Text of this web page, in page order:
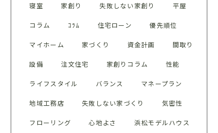
寝室 家創り 失敗しない家創り 平屋
コラム ｺﾗﾑ 住宅ローン 優先順位
マイホーム 家づくり 資金計画 間取り
設備 注文住宅 家創りコラム 性能
ライフスタイル バランス マネープラン
地域工務店 失敗しない家づくり 気密性
フローリング 心地よさ 浜松モデルハウス